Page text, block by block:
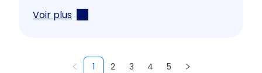
Voir plus
1 2 3 4 5